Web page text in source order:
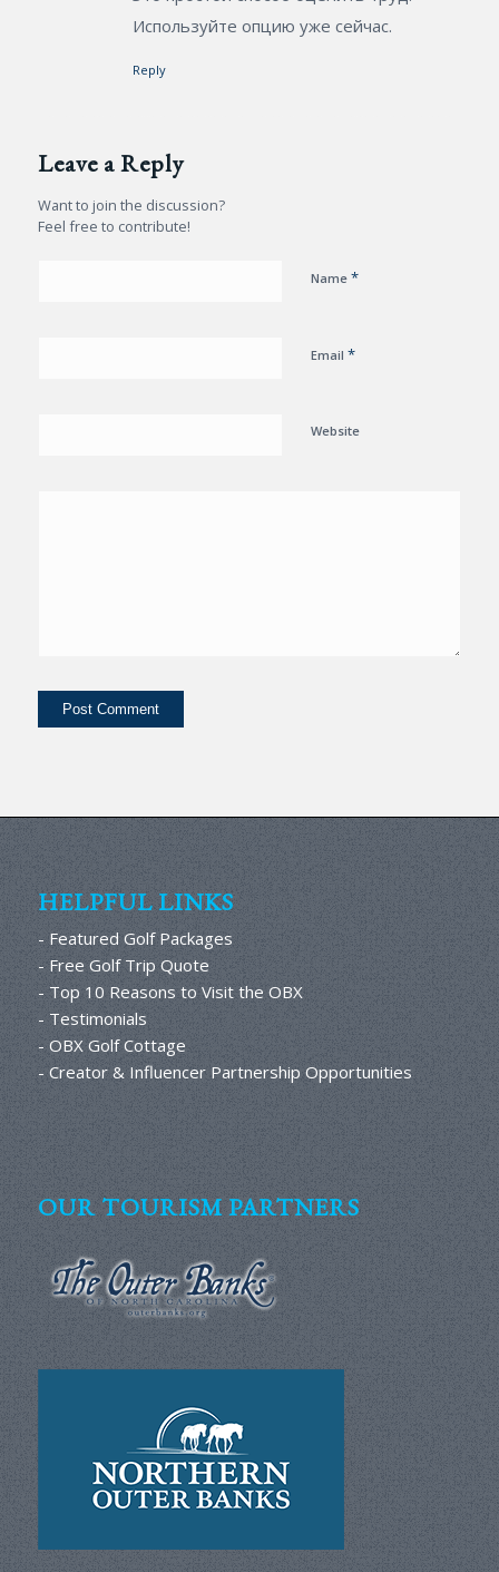
Используйте опцию уже сейчас.
Reply
Leave a Reply
Want to join the discussion?
Feel free to contribute!
Name *
Email *
Website
HELPFUL LINKS
- Featured Golf Packages
- Free Golf Trip Quote
- Top 10 Reasons to Visit the OBX
- Testimonials
- OBX Golf Cottage
- Creator & Influencer Partnership Opportunities
OUR TOURISM PARTNERS